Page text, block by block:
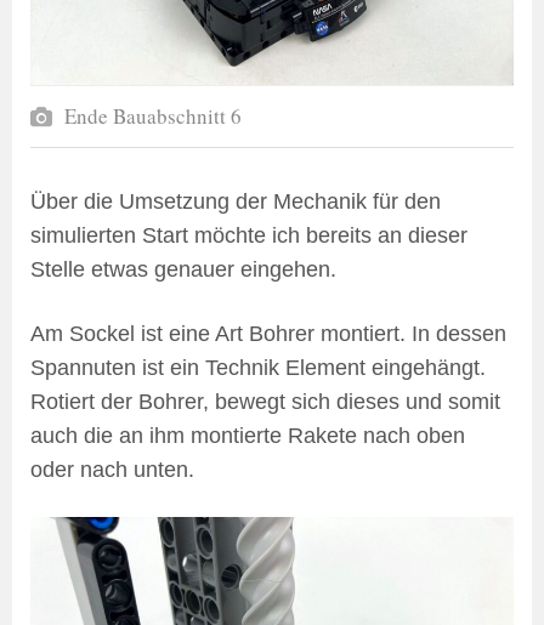
Ende Bauabschnitt 6
Über die Umsetzung der Mechanik für den
simulierten Start möchte ich bereits an dieser
Stelle etwas genauer eingehen.
Am Sockel ist eine Art Bohrer montiert. In dessen
Spannuten ist ein Technik Element eingehängt.
Rotiert der Bohrer, bewegt sich dieses und somit
auch die an ihm montierte Rakete nach oben
oder nach unten.